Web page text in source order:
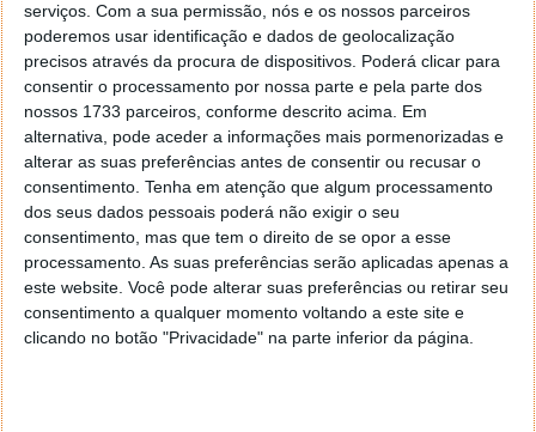
serviços. Com a sua permissão, nós e os nossos parceiros
poderemos usar identificação e dados de geolocalização
precisos através da procura de dispositivos. Poderá clicar para
consentir o processamento por nossa parte e pela parte dos
nossos 1733 parceiros, conforme descrito acima. Em
alternativa, pode aceder a informações mais pormenorizadas e
alterar as suas preferências antes de consentir ou recusar o
consentimento. Tenha em atenção que algum processamento
dos seus dados pessoais poderá não exigir o seu
consentimento, mas que tem o direito de se opor a esse
processamento. As suas preferências serão aplicadas apenas a
este website. Você pode alterar suas preferências ou retirar seu
consentimento a qualquer momento voltando a este site e
clicando no botão "Privacidade" na parte inferior da página.